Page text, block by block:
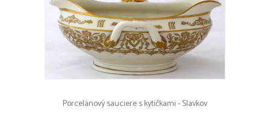
Porcelánový sauciere s kytičkami - Slavkov